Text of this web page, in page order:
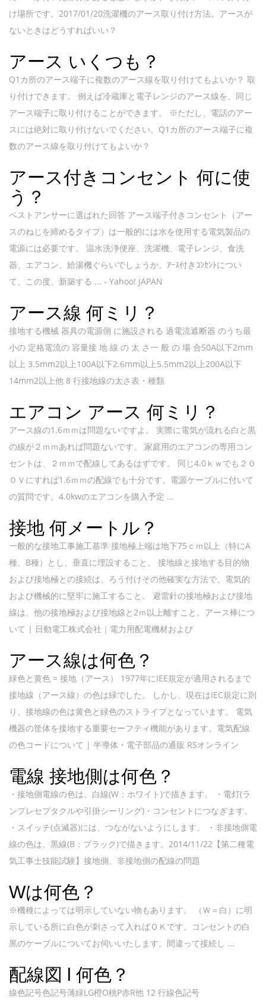
け場所です。2017/01/20洗濯機のアース取り付け方法。アースが
ないときはどうすればいい？
アース いくつも？
Q1カ所のアース端子に複数のアース線を取り付けてもよいか？ 取
り付けできます。 例えば冷蔵庫と電子レンジのアース線を、同じ
アース端子に取り付けることができます。 ※ただし、電話のアー
スには絶対に取り付けないでください。Q1カ所のアース端子に複
数のアース線を取り付けてもよいか？
アース付きコンセント 何に使
う？
ベストアンサーに選ばれた回答 アース端子付きコンセント（アー
スのねじを締めるタイプ）は一般的には水を使用する電気製品の
電源には必要です。 温水洗浄便座、洗濯機、電子レンジ、食洗
器、エアコン、給湯機ぐらいでしょうか。ｱｰｽ付きｺﾝｾﾝﾄについ
て。この度、新築する ... - Yahoo! JAPAN
アース線 何ミリ？
接地する機械 器具の電源側 に施設される 過電流遮断器 のうち最
小の 定格電流の 容量接 地 線 の 太 さ一 般 の 場 合50A以下2mm
以上 3.5mm2以上100A以下2.6mm以上5.5mm2以上200A以下
14mm2以上他 8 行接地線の太さ表・種類
エアコン アース 何ミリ？
アース線の1.6ｍｍは問題ないですよ。 実際に電気が流れる白と黒
の線が２ｍｍあれば問題ないです。 家庭用のエアコンの専用コン
セントは、２ｍｍで配線してあるはずです。 同じ4.0ｋｗでも２０
０Ｖにすれば1.6ｍｍの配線でも十分です。電源ケーブルに付いて
の質問です。4.0kwのエアコンを購入予定 ...
接地 何メートル？
一般的な接地工事施工基準 接地極上端は地下75ｃｍ以上（特にA
種、B種）とし、垂直に埋設すること。 接地線と接地する目的物
および接地極との接続は、ろう付けその他確実な方法で、電気的
および機械的に堅牢に施工すること。 避雷針の接地極および接地
線は、他の接地極および接地線と2ｍ以上離すこと。アース棒につ
いて | 日動電工株式会社｜電力用配電機材および
アース線は何色？
緑色と黄色 = 接地（アース） 1977年にIEE規定が適用されるまで
接地線（アース線）の色は緑でした。 しかし、現在はIEC規定に則
り、接地線の色は黄色と緑色のストライプとなっています。 電気
機器の筐体を接地する重要セーフティ機能があります。電気配線
の色コードについて | 半導体・電子部品の通販 RSオンライン
電線 接地側は何色？
・接地側電線の色は、白線(W：ホワイト)で描きます。 ・電灯(ラ
ンプレセプタクルや引掛シーリング)・コンセントにつなぎます。
・スイッチ(点滅器)には、つながないようにします。 ・非接地側電
線の色は、黒線(B：ブラック)で描きます。2014/11/22【第二種電
気工事士技能試験】接地側、非接地側の配線の問題
Wは何色？
※機種によっては明示していない物もあります。 （Ｗ＝白）に明
示している所に白色が刺さって入ればＯＫです。コンセントの白
黒のケーブルについてお伺いいたします。間違って接続し ...
配線図 l 何色？
線色記号色記号薄緑LG橙O桃P赤R他 12 行線色記号